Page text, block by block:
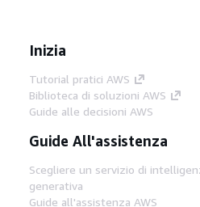
Inizia
Tutorial pratici AWS
Biblioteca di soluzioni AWS
Guide alle decisioni AWS
Guide All'assistenza
Scegliere un servizio di
generativa
Guide all'assistenza AWS